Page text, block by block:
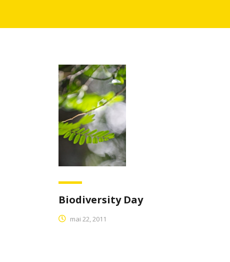
Biodiversity Day
mai 22, 2011